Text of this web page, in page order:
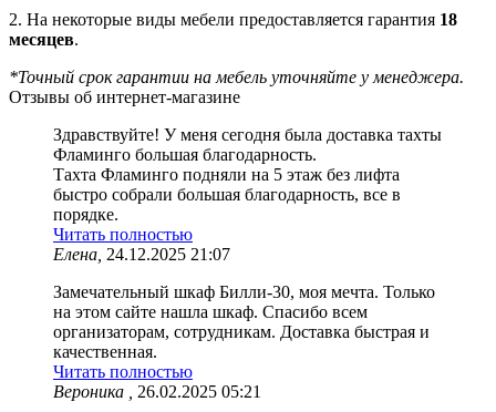
2. На некоторые виды мебели предоставляется гарантия 18
месяцев.
*Точный срок гарантии на мебель уточняйте у менеджера.
Отзывы об интернет-магазине
Здравствуйте! У меня сегодня была доставка тахты
Фламинго большая благодарность.
Тахта Фламинго подняли на 5 этаж без лифта
быстро собрали большая благодарность, все в
порядке.
Читать полностью
Елена, 24.12.2025 21:07
Замечательный шкаф Билли-30, моя мечта. Только
на этом сайте нашла шкаф. Спасибо всем
организаторам, сотрудникам. Доставка быстрая и
качественная.
Читать полностью
Вероника ,
26.02.2025 05:21